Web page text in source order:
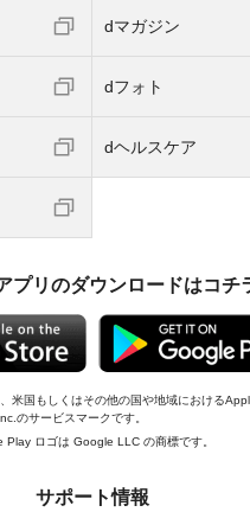
dマガジン
dフォト
dヘルスケア
プリのダウンロードはコチ
米国もしくはその他の国や地域における
のサービスマークです。
ロゴは Google LLC の商標です。
サポート情報